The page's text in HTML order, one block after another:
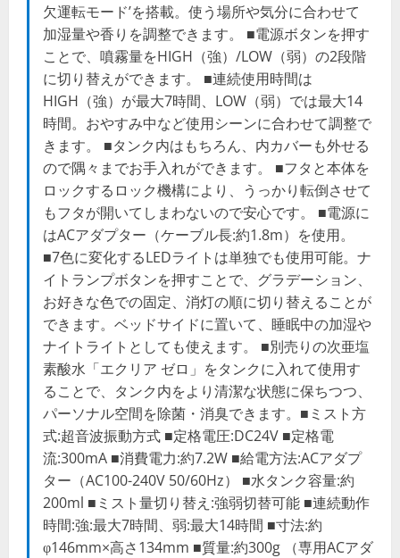
欠運転モード’を搭載。使う場所や気分に合わせて
加湿量や香りを調整できます。 ■電源ボタンを押す
ことで、噴霧量をHIGH（強）/LOW（弱）の2段階
に切り替えができます。 ■連続使用時間は
HIGH（強）が最大7時間、LOW（弱）では最大14
時間。おやすみ中など使用シーンに合わせて調整で
きます。 ■タンク内はもちろん、内カバーも外せる
ので隅々までお手入れができます。 ■フタと本体を
ロックするロック機構により、うっかり転倒させて
もフタが開いてしまわないので安心です。 ■電源に
はACアダプター（ケーブル長:約1.8m）を使用。
■7色に変化するLEDライトは単独でも使用可能。ナ
イトランプボタンを押すことで、グラデーション、
お好きな色での固定、消灯の順に切り替えることが
できます。ベッドサイドに置いて、睡眠中の加湿や
ナイトライトとしても使えます。 ■別売りの次亜塩
素酸水「エクリア ゼロ」をタンクに入れて使用す
ることで、タンク内をより清潔な状態に保ちつつ、
パーソナル空間を除菌・消臭できます。■ミスト方
式:超音波振動方式 ■定格電圧:DC24V ■定格電
流:300mA ■消費電力:約7.2W ■給電方法:ACアダプ
ター（AC100-240V 50/60Hz） ■水タンク容量:約
200ml ■ミスト量切り替え:強弱切替可能 ■連続動作
時間:強:最大7時間、弱:最大14時間 ■寸法:約
φ146mm×高さ134mm ■質量:約300g （専用ACアダ